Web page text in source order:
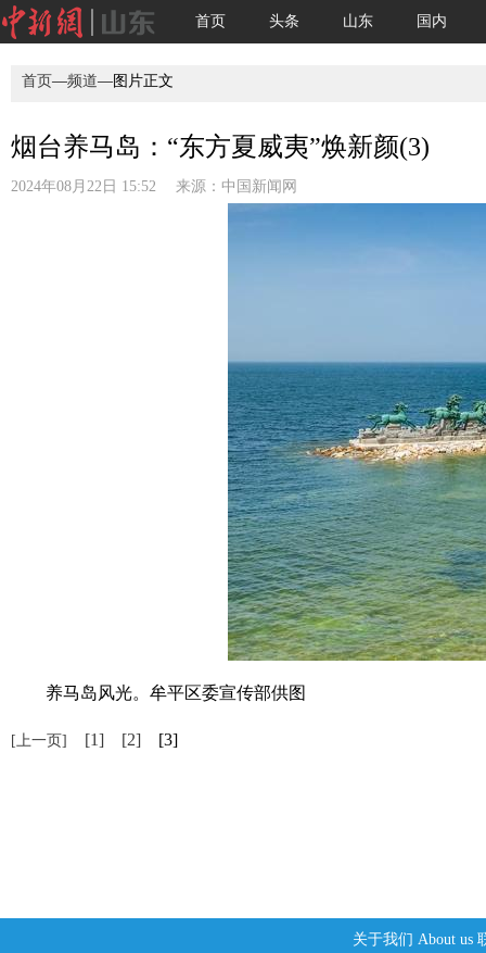
首页 头条 山东 国内
首页—频道—图片正文
烟台养马岛：“东方夏威夷”焕新颜(3)
2024年08月22日 15:52 来源： 中国新闻网
养马岛风光。牟平区委宣传部供图
[上一页] [1] [2] [3]
关于我们 About us